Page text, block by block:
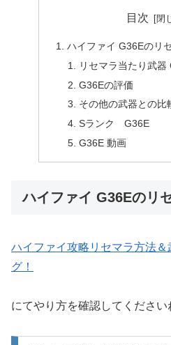
目次
ハイファイ G36Eのリ
リセマラ当たり武器
G36Eの評価
その他の武器との比
Sランク G36E
G36E 動画
ハイファイ G36Eのリ
ハイファイ攻略リセマラ方法
グ！
にてやり方を確認してください